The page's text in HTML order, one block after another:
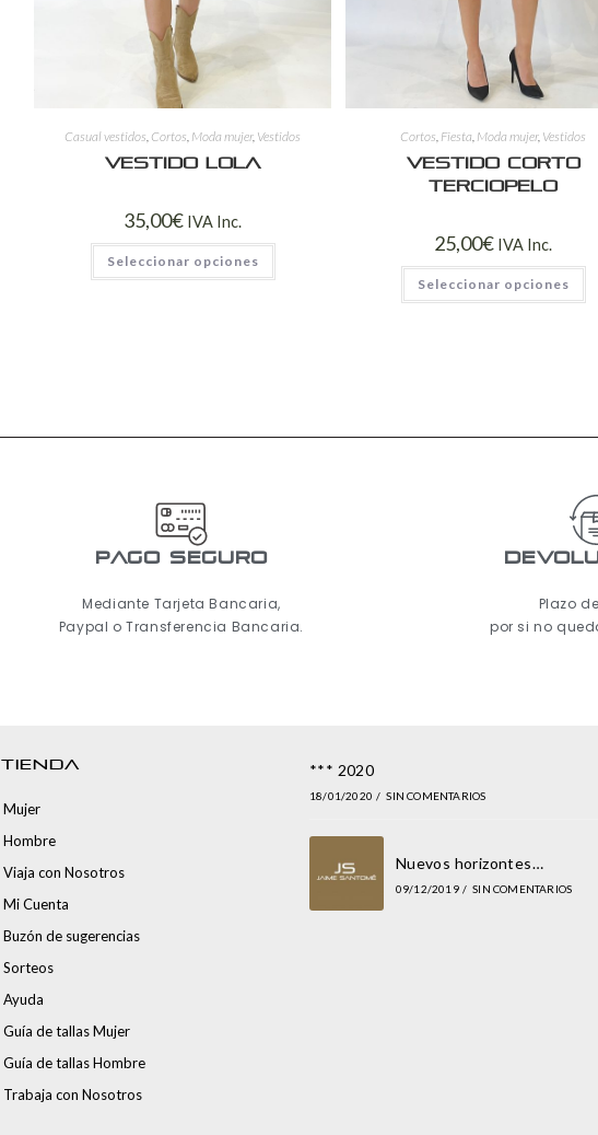
Casual vestidos Cortos Moda mujer, Vestidos
Vestido Lola
35,00€ IVA Inc.
Seleccionar opciones
Cortos Fiesta Moda mujer, Vestidos
Vestido corto
terciopelo
25,00€ IVA Inc.
Seleccionar opciones
pago seguro
Mediante Tarjeta Bancaria,
Paypal o Transferencia Bancaria.
Plazo
por si no
TIENDA
Mujer
Hombre
Viaja con Nosotros
Mi Cuenta
Buzón de sugerencias
Sorteos
Ayuda
Guía de tallas Mujer
Guía de tallas Hombre
Trabaja con Nosotros
*** 2020
18/01/2020 / SIN COMENTARIOS
Nuevos horizontes…
09/12/2019 / SIN COMENTARIOS